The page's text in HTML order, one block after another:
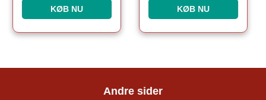
KØB NU KØB NU
Andre sider